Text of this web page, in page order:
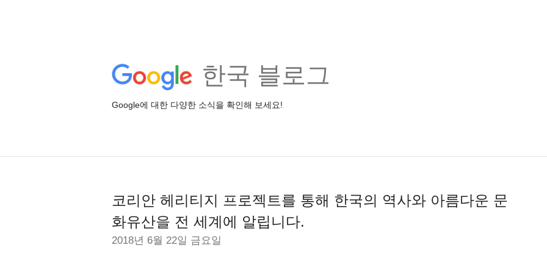
한국 블로그
Google에 대한 다양한 소식을 확인해 보세요!
코리안 헤리티지 프로젝트를 통해 한국의 역사와 아름다운 문
화유산을 전 세계에 알립니다.
2018년 6월 22일 금요일